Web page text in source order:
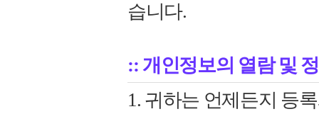
습니다.
:: 개인정보의 열람 및
1. 귀하는 언제든지 등